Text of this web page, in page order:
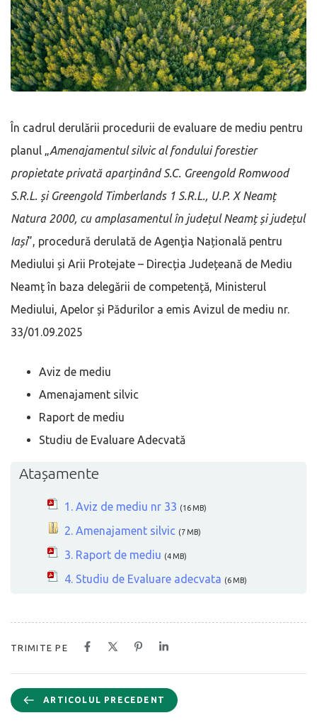
În cadrul derulării procedurii de evaluare de mediu pentru
planul „Amenajamentul silvic al fondului forestier
propietate privată aparținând S.C. Greengold Romwood
S.R.L. și Greengold Timberlands 1 S.R.L., U.P. X Neamț
Natura 2000, cu amplasamentul în județul Neamț și județul
Iași”, procedură derulată de Agenţia Națională pentru
Mediului și Arii Protejate – Direcția Județeană de Mediu
Neamț în baza delegării de competență, Ministerul
Mediului, Apelor și Pădurilor a emis Avizul de mediu nr.
33/01.09.2025
Aviz de mediu
Amenajament silvic
Raport de mediu
Studiu de Evaluare Adecvată
Atașamente
1. Aviz de mediu nr 33 (16 MB)
2. Amenajament silvic (7 MB)
3. Raport de mediu (4 MB)
4. Studiu de Evaluare adecvata (6 MB)
TRIMITE PE
ARTICOLUL PRECEDENT